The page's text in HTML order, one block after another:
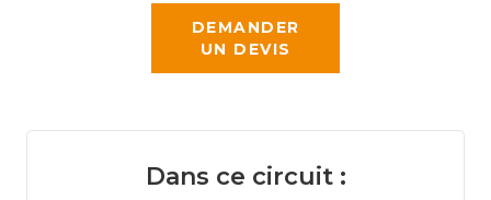
DEMANDER
UN DEVIS
Dans ce circuit :